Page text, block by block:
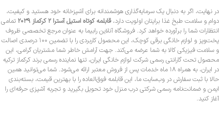
در نهایت، اگر به دنبال یک سرمایه‌گذاری هوشمندانه برای آشپزخانه خود هستید و کیفیت،
دوام و سلامت طبخ غذا برایتان اولویت دارد،قابلمه کوتاه استیل آسترا ۲ کرکماز ۲۰۳۹
تمامی
انتظارات شما را برآورده خواهد کرد. فروشگاه آنلاین رابیما به عنوان مرجع تخصصی ظروف
پخت‌وپز و لوازم خانگی برقی کوچک، این محصول کاربردی را با تضمین ۱۰۰ درصدی اصالت
و سلامت فیزیکی کالا به شما عرضه می‌کند. جهت آرامش خاطر شما مشتریان گرامی، این
محصول تحت گارانتی رسمی شرکت لوازم خانگی ایران، تنها نماینده رسمی برند کرکماز ترکیه
در ایران، به همراه ۱۸ ماه خدمات پس از فروش معتبر ارائه می‌شود. شما می‌توانید همین
حالا با ثبت سفارش در وب‌سایت ما، این قابلمه فوق‌العاده را با بهترین قیمت، بسته‌بندی
ایمن و ضمانت‌نامه رسمی شرکتی درب منزل خود تحویل بگیرید و تجربه آشپزی حرفه‌ای را
آغاز کنید.